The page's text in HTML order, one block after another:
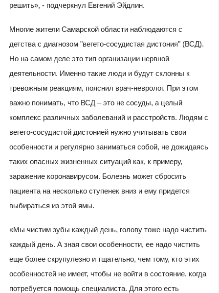
решить», - подчеркнул Евгений Эйдлин.
Многие жители Самарской области наблюдаются с
детства с диагнозом "вегето-сосудистая дистония" (ВСД).
Но на самом деле это тип организации нервной
деятельности. Именно такие люди и будут склонны к
тревожным реакциям, пояснил врач-невролог. При этом
важно понимать, что ВСД – это не сосуды, а целый
комплекс различных заболеваний и расстройств. Людям с
вегето-сосудистой дистонией нужно учитывать свои
особенности и регулярно заниматься собой, не дожидаясь
таких опасных жизненных ситуаций как, к примеру,
заражение коронавирусом. Болезнь может сбросить
пациента на несколько ступенек вниз и ему придется
выбираться из этой ямы.
«Мы чистим зубы каждый день, голову тоже надо чистить
каждый день. А зная свои особенности, ее надо чистить
еще более скрупулезно и тщательно, чем тому, кто этих
особенностей не имеет, чтобы не войти в состояние, когда
потребуется помощь специалиста. Для этого есть